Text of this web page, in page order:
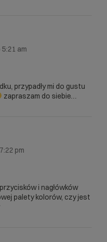
am
przypadły mi do gustu
zapraszam do siebie…
pm
i nagłówków
palety kolorów, czy jest